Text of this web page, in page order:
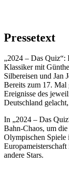
Pressetext
„2024 – Das Quiz“:
Klassiker mit
Silbereisen und Jan
Bereits zum 17. Mal
Ereignisse des
Deutschland
In „2024 – Das
Bahn-Chaos, um
Olympischen
andere Stars.